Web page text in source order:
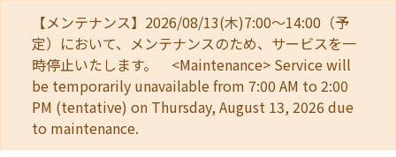
【メンテナンス】2026/08/13(木)7:00～14:00（予
定）において、メンテナンスのため、サービスを一
時停止いたします。 <Maintenance> Service will
be temporarily unavailable from 7:00 AM to 2:00
PM (tentative) on Thursday, August 13, 2026 due
to maintenance.